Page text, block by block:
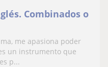
Combinados o
me apasiona poder
un instrumento que
p...